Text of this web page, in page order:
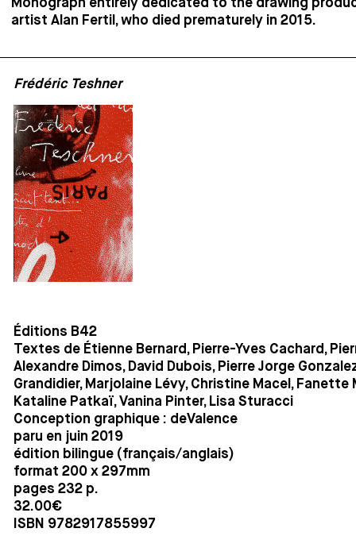
Monograph entirely dedicated to the drawing
artist Alan Fertil, who died prematurely in 2015.
Frédéric Teshner
Éditions B42
Textes de Étienne Bernard, Pierre-Yves Cachard,
Alexandre Dimos, David Dubois, Pierre Jorge
Grandidier, Marjolaine Lévy, Christine Macel, Fanette
Kataline Patkaï, Vanina Pinter, Lisa Sturacci
Conception graphique : deValence
paru en juin 2019
édition bilingue (français/anglais)
format 200 x 297mm
pages 232 p.
32.00€
ISBN 9782917855997